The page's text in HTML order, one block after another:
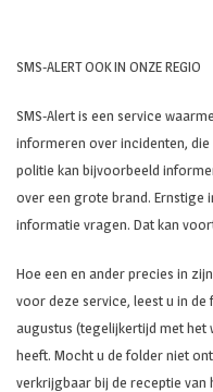
SMS-ALERT OOK IN ONZE REGIO
SMS-Alert is een service
informeren over incidenten,
politie kan bijvoorbeeld
over een grote brand. Ernstige
informatie vragen. Dat kan
Hoe een en ander precies in
voor deze service, leest u in de
augustus (tegelijkertijd met het
heeft. Mocht u de folder niet
verkrijgbaar bij de receptie van